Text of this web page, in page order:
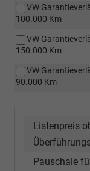
VW
100.000 Km
VW
150.000 Km
VW
90.000 Km
Listenpreis
Pauschale